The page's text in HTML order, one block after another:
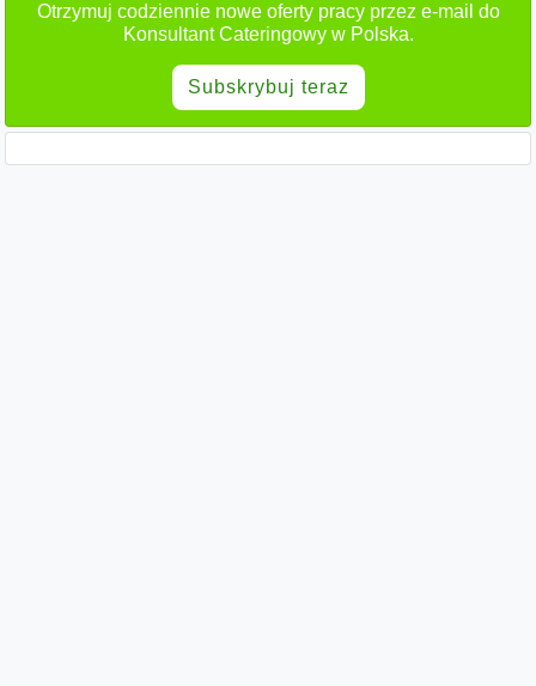
Otrzymuj codziennie nowe oferty pracy przez e-mail do
Konsultant Cateringowy w Polska.
Subskrybuj teraz